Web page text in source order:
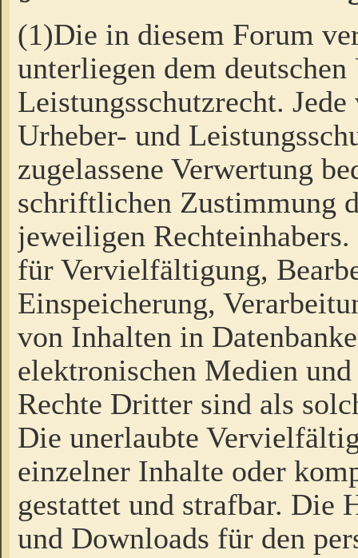
(1)Die in diesem Forum
unterliegen dem
Leistungsschutzrecht.
Urheber- und
zugelassene Verwertung
schriftlichen Zustimmung
jeweiligen
für Vervielfältigung,
Einspeicherung,
von Inhalten in
elektronischen Medien
Rechte Dritter sind als
Die unerlaubte
einzelner Inhalte oder
gestattet und strafbar. Die
und Downloads für den